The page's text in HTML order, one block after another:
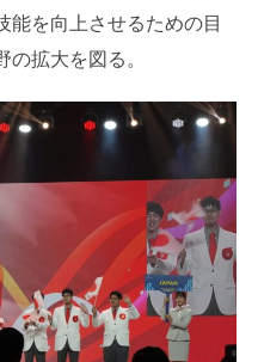
能を向上させるための目
拡大を図る。